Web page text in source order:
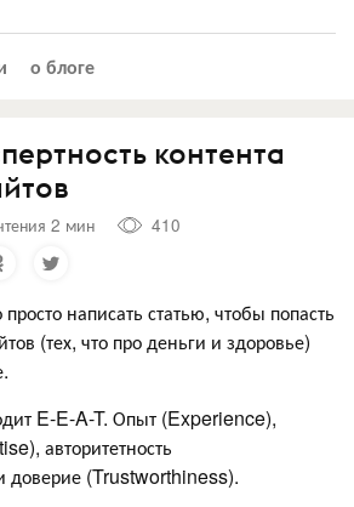
о блоге
контента
2 мин
410
написать статью, чтобы попасть
(тех, что про деньги и здоровье)
E-E-A-T. Опыт (Experience),
авторитетность
(Trustworthiness).